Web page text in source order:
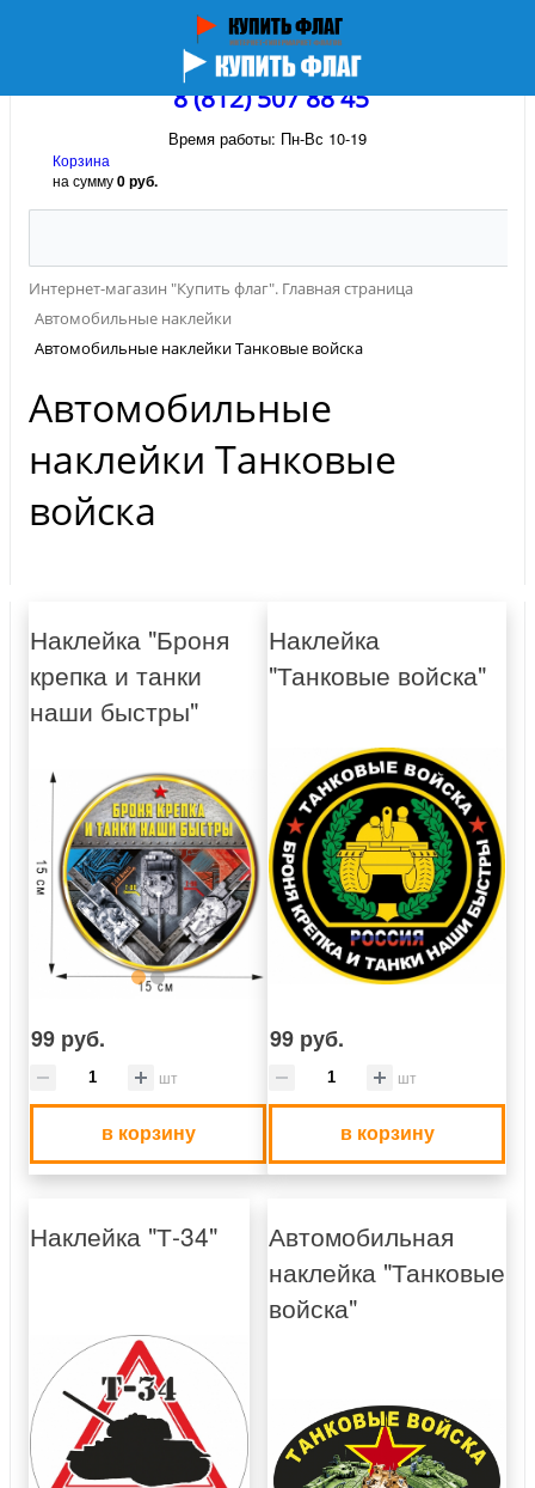
8 (812) 507 88 45
Время работы: Пн-Вс 10-19
Корзина
на сумму0 руб.
Интернет-магазин "Купить флаг". Главная страница
Автомобильные наклейки
Автомобильные наклейки Танковые войска
Автомобильные
наклейки Танковые
войска
Наклейка "Броня
крепка и танки
наши быстры"
99 руб.
шт
в корзину
Наклейка
"Танковые войска"
99 руб.
шт
в корзину
Наклейка "Т-34"
Автомобильная
наклейка "Танковые
войска"